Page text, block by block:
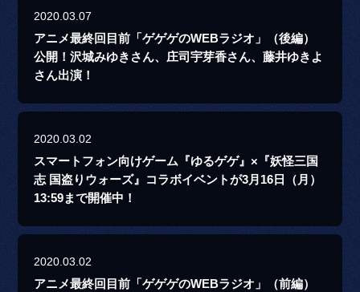
2020.03.07
アニメ最終回目前「ゲゲゲのWEBラジオ」（後編）
公開！沢城みゆきさん、庄司宇芽香さん、藤井ゆきよ
さん出演！
2020.03.02
スマートフォン向けゲーム『ゆるゲゲ』×『妖怪三国
志 国盗りウォーズ』コラボイベントが3月16日（月）
13:59まで開催中！
2020.03.02
アニメ最終回目前「ゲゲゲのWEBラジオ」（前編）